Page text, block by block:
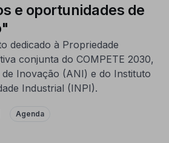
e oportunidades de
dedicado à Propriedade
conjunta do COMPETE 2030,
Inovação (ANI) e do Instituto
Industrial (INPI).
Agenda